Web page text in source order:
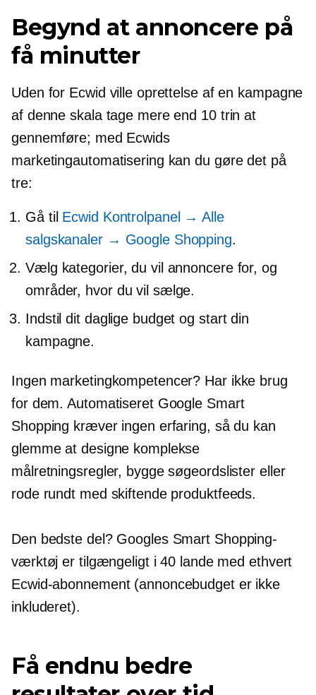
Begynd at annoncere på
få minutter
Uden for Ecwid ville oprettelse af en kampagne
af denne skala tage mere end 10 trin at
gennemføre; med Ecwids
marketingautomatisering kan du gøre det på
tre:
Gå til Ecwid Kontrolpanel → Alle
salgskanaler → Google Shopping.
Vælg kategorier, du vil annoncere for, og
områder, hvor du vil sælge.
Indstil dit daglige budget og start din
kampagne.
Ingen marketingkompetencer? Har ikke brug
for dem. Automatiseret Google Smart
Shopping kræver ingen erfaring, så du kan
glemme at designe komplekse
målretningsregler, bygge søgeordslister eller
rode rundt med skiftende produktfeeds.
Den bedste del? Googles Smart Shopping-
værktøj er tilgængeligt i 40 lande med ethvert
Ecwid-abonnement (annoncebudget er ikke
inkluderet).
Få endnu bedre